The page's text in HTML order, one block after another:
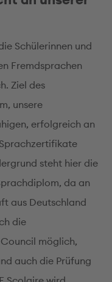
Schülerinnen und
Fremdsprachen
Ziel des
unsere
erfolgreich an
steht hier die
da an
aus Deutschland
die
möglich,
auch die Prüfung